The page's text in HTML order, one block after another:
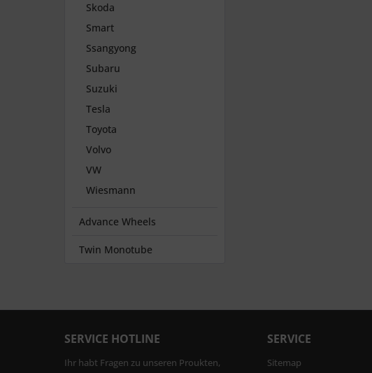
Skoda
Smart
Ssangyong
Subaru
Suzuki
Tesla
Toyota
Volvo
VW
Wiesmann
Advance Wheels
Twin Monotube
SERVICE HOTLINE
Ihr habt Fragen zu unseren Proukten,
SERVICE
Sitemap